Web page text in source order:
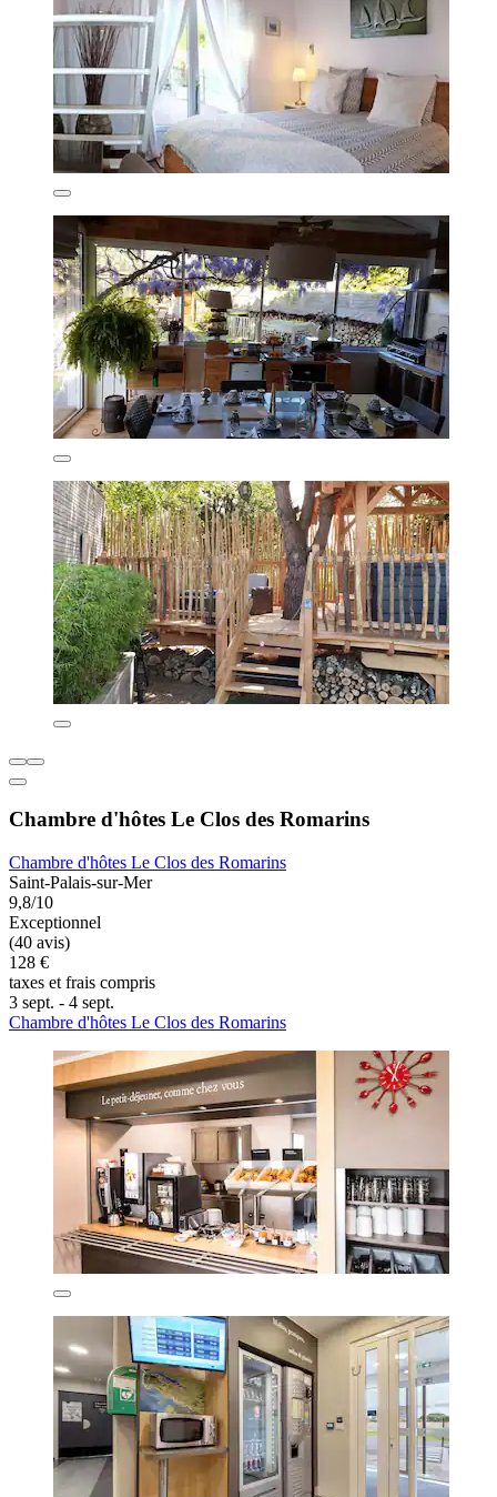
Chambre d'hôtes Le Clos des Romarins
Chambre d'hôtes Le Clos des Romarins
Saint-Palais-sur-Mer
9,8/10
Exceptionnel
(40 avis)
128 €
taxes et frais compris
3 sept. - 4 sept.
Chambre d'hôtes Le Clos des Romarins